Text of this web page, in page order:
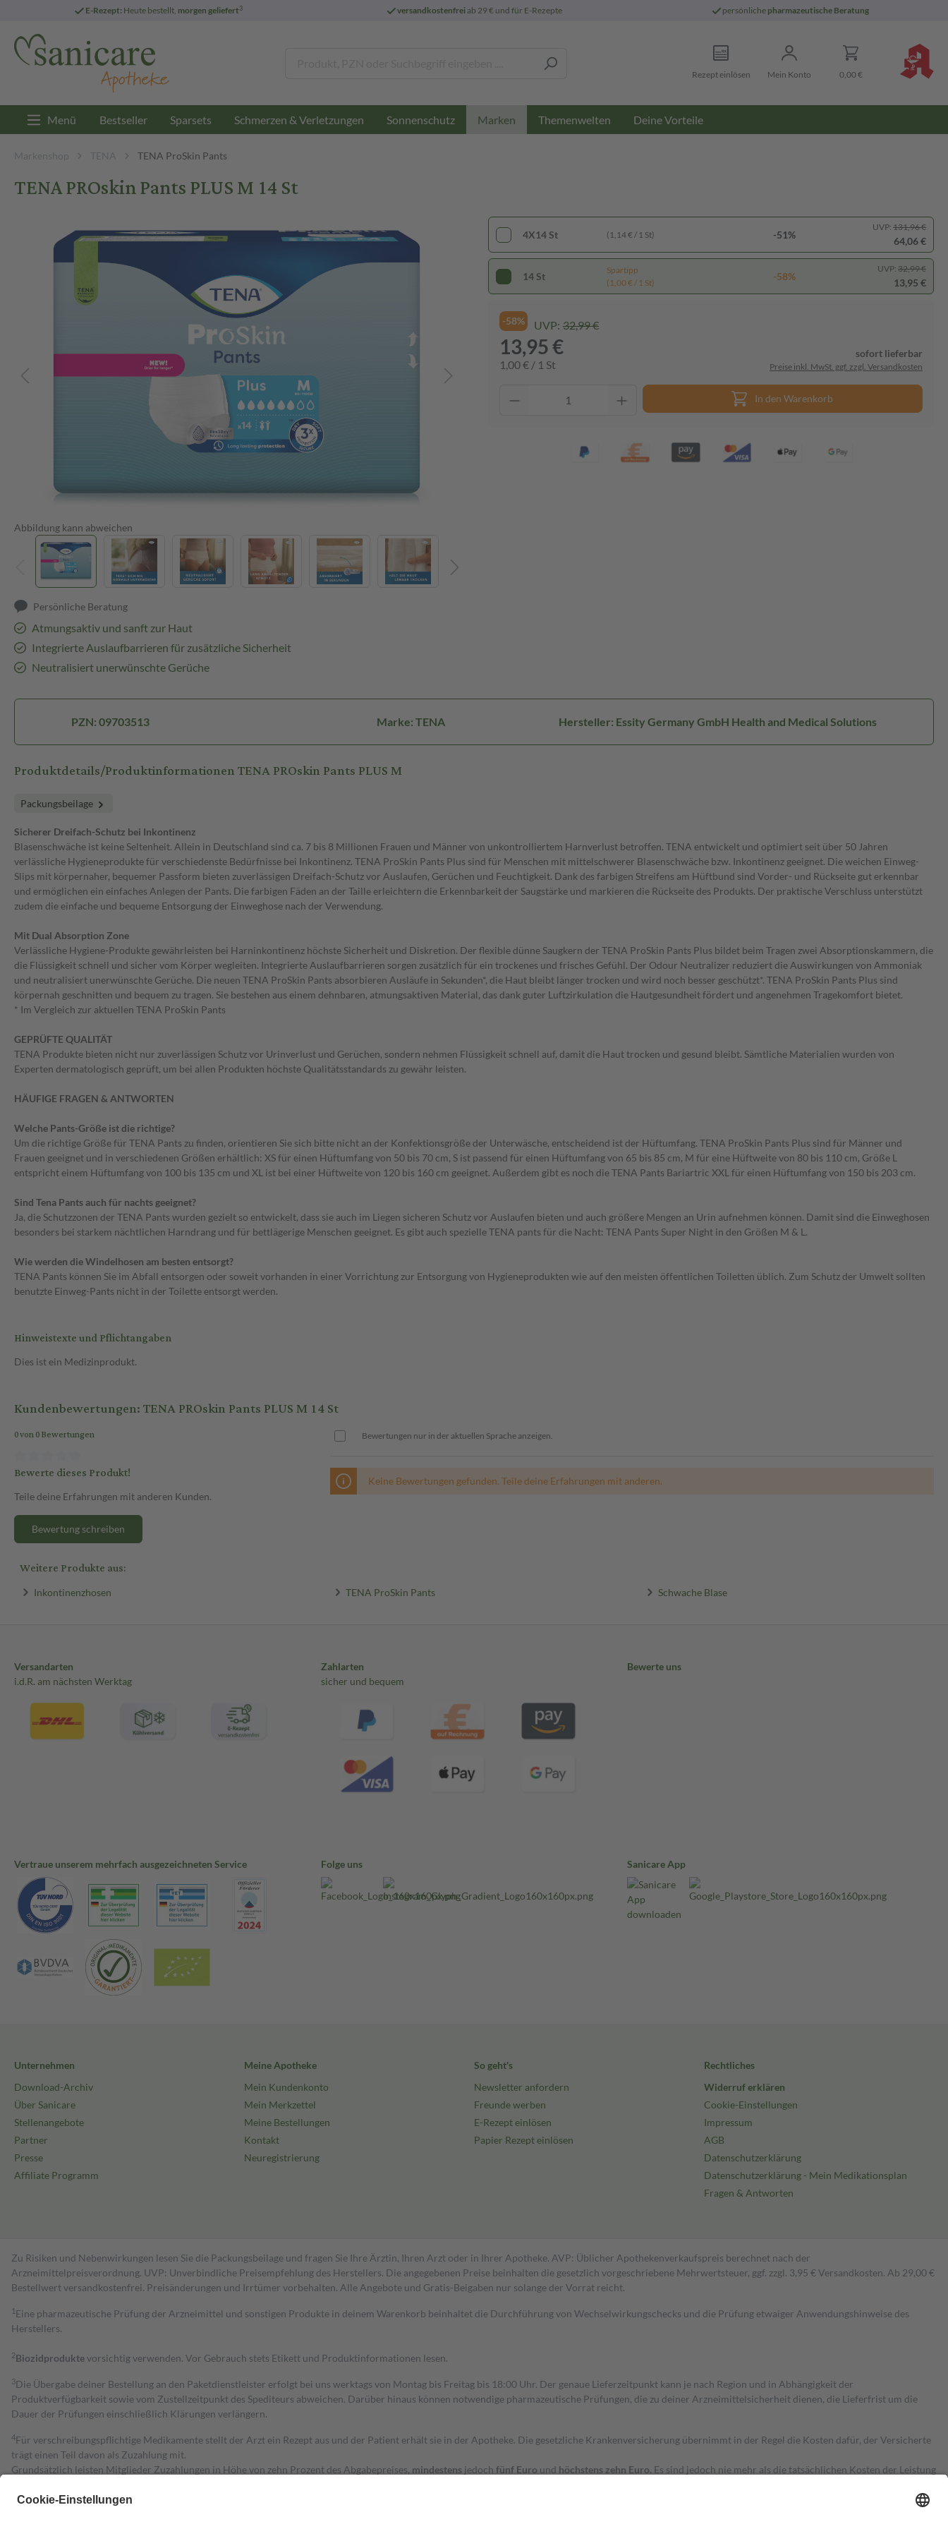
E-Rezept: Heute bestellt, morgen geliefert3 versandkostenfreiab 29 € und für E-Rezepte persönliche pharmazeutische Beratung
Rezept einlösen Mein Konto 0,00 €
Menü Bestseller Sparsets Schmerzen & Verletzungen Sonnenschutz Marken Themenwelten Deine Vorteile
Markenshop TENA TENA ProSkin Pants
TENA PROskin Pants PLUS M 14 St
Abbildung kann abweichen
Persönliche Beratung
Atmungsaktiv und sanft zur Haut
Integrierte Auslaufbarrieren für zusätzliche Sicherheit
Neutralisiert unerwünschte Gerüche
4X14 St (1,14 € / 1 St) -51%
UVP: 131,96 €
64,06 €
14 St
Spartipp
(1,00 € / 1 St)
-58%
UVP: 32,99 €
13,95 €
-58% UVP: 32,99 €
13,95 €
1,00 € / 1 St
sofort lieferbar
Preise inkl. MwSt. ggf. zzgl. Versandkosten
In den Warenkorb
PZN: 09703513 Marke: TENA Hersteller: Essity Germany GmbH Health and Medical Solutions
Produktdetails/Produktinformationen TENA PROskin Pants PLUS M
Packungsbeilage
Sicherer Dreifach-Schutz bei Inkontinenz
Blasenschwäche ist keine Seltenheit. Allein in Deutschland sind ca. 7 bis 8 Millionen Frauen und Männer von unkontrolliertem Harnverlust betroffen. TENA entwickelt und optimiert seit über 50 Jahren
verlässliche Hygieneprodukte für verschiedenste Bedürfnisse bei Inkontinenz. TENA ProSkin Pants Plus sind für Menschen mit mittelschwerer Blasenschwäche bzw. Inkontinenz geeignet. Die weichen Einweg-
Slips mit körpernaher, bequemer Passform bieten zuverlässigen Dreifach-Schutz vor Auslaufen, Gerüchen und Feuchtigkeit. Dank des farbigen Streifens am Hüftbund sind Vorder- und Rückseite gut erkennbar
und ermöglichen ein einfaches Anlegen der Pants. Die farbigen Fäden an der Taille erleichtern die Erkennbarkeit der Saugstärke und markieren die Rückseite des Produkts. Der praktische Verschluss unterstützt
zudem die einfache und bequeme Entsorgung der Einweghose nach der Verwendung.
Mit Dual Absorption Zone
Verlässliche Hygiene-Produkte gewährleisten bei Harninkontinenz höchste Sicherheit und Diskretion. Der flexible dünne Saugkern der TENA ProSkin Pants Plus bildet beim Tragen zwei Absorptionskammern, die
die Flüssigkeit schnell und sicher vom Körper wegleiten. Integrierte Auslaufbarrieren sorgen zusätzlich für ein trockenes und frisches Gefühl. Der Odour Neutralizer reduziert die Auswirkungen von Ammoniak
und neutralisiert unerwünschte Gerüche. Die neuen TENA ProSkin Pants absorbieren Ausläufe in Sekunden*, die Haut bleibt länger trocken und wird noch besser geschützt*. TENA ProSkin Pants Plus sind
körpernah geschnitten und bequem zu tragen. Sie bestehen aus einem dehnbaren, atmungsaktiven Material, das dank guter Luftzirkulation die Hautgesundheit fördert und angenehmen Tragekomfort bietet.
* Im Vergleich zur aktuellen TENA ProSkin Pants
GEPRÜFTE QUALITÄT
TENA Produkte bieten nicht nur zuverlässigen Schutz vor Urinverlust und Gerüchen, sondern nehmen Flüssigkeit schnell auf, damit die Haut trocken und gesund bleibt. Sämtliche Materialien wurden von
Experten dermatologisch geprüft, um bei allen Produkten höchste Qualitätsstandards zu gewähr leisten.
HÄUFIGE FRAGEN & ANTWORTEN
Welche Pants-Größe ist die richtige?
Um die richtige Größe für TENA Pants zu finden, orientieren Sie sich bitte nicht an der Konfektionsgröße der Unterwäsche, entscheidend ist der Hüftumfang. TENA ProSkin Pants Plus sind für Männer und
Frauen geeignet und in verschiedenen Größen erhältlich: XS für einen Hüftumfang von 50 bis 70 cm, S ist passend für einen Hüftumfang von 65 bis 85 cm, M für eine Hüftweite von 80 bis 110 cm, Größe L
entspricht einem Hüftumfang von 100 bis 135 cm und XL ist bei einer Hüftweite von 120 bis 160 cm geeignet. Außerdem gibt es noch die TENA Pants Bariartric XXL für einen Hüftumfang von 150 bis 203 cm.
Sind Tena Pants auch für nachts geeignet?
Ja, die Schutzzonen der TENA Pants wurden gezielt so entwickelt, dass sie auch im Liegen sicheren Schutz vor Auslaufen bieten und auch größere Mengen an Urin aufnehmen können. Damit sind die Einweghosen
besonders bei starkem nächtlichen Harndrang und für bettlägerige Menschen geeignet. Es gibt auch spezielle TENA pants für die Nacht: TENA Pants Super Night in den Größen M & L.
Wie werden die Windelhosen am besten entsorgt?
TENA Pants können Sie im Abfall entsorgen oder soweit vorhanden in einer Vorrichtung zur Entsorgung von Hygieneprodukten wie auf den meisten öffentlichen Toiletten üblich. Zum Schutz der Umwelt sollten
benutzte Einweg-Pants nicht in der Toilette entsorgt werden.
Hinweistexte und Pflichtangaben
Dies ist ein Medizinprodukt.
Kundenbewertungen: TENA PROskin Pants PLUS M 14 St
0 von 0 Bewertungen
Bewerte dieses Produkt!
Teile deine Erfahrungen mit anderen Kunden.
Bewertung schreiben
Bewertungen nur in der aktuellen Sprache anzeigen.
Keine Bewertungen gefunden. Teile deine Erfahrungen mit anderen.
Weitere Produkte aus:
Inkontinenzhosen TENA ProSkin Pants Schwache Blase
Versandarten
i.d.R. am nächsten Werktag
Zahlarten
sicher und bequem
Bewerte uns
Vertraue unserem mehrfach ausgezeichneten Service Folge uns Sanicare App
Unternehmen
Download-Archiv
Über Sanicare
Stellenangebote
Partner
Presse
Affiliate Programm
Meine Apotheke
Mein Kundenkonto
Mein Merkzettel
Meine Bestellungen
Kontakt
Neuregistrierung
So geht's
Newsletter anfordern
Freunde werben
E-Rezept einlösen
Papier Rezept einlösen
Rechtliches
Widerruf erklären
Cookie-Einstellungen
Impressum
AGB
Datenschutzerklärung
Datenschutzerklärung - Mein Medikationsplan
Fragen & Antworten
Zu Risiken und Nebenwirkungen lesen Sie die Packungsbeilage und fragen Sie Ihre Ärztin, Ihren Arzt oder in Ihrer Apotheke. AVP: Üblicher Apothekenverkaufspreis berechnet nach der
Arzneimittelpreisverordnung. UVP: Unverbindliche Preisempfehlung des Herstellers. Die angegebenen Preise beinhalten die gesetzlich vorgeschriebene Mehrwertsteuer, ggf. zzgl. 3,95 € Versandkosten. Ab 29,00 €
Bestell­wert versand­kosten­frei. Preisänderungen und Irrtümer vorbehalten. Alle Angebote und Gratis-Beigaben nur solange der Vorrat reicht.
1 Eine pharmazeutische Prüfung der Arzneimittel und sonstigen Produkte in deinem Warenkorb beinhaltet die Durchführung von Wechselwirkungschecks und die Prüfung etwaiger Anwendungshinweise des
Herstellers.
2Biozidproduktevorsichtig verwenden. Vor Gebrauch stets Etikett und Produktinformationen lesen.
3Die Übergabe deiner Bestellung an den Paketdienstleister erfolgt bei uns werktags von Montag bis Freitag bis 18:00 Uhr. Der genaue Lieferzeitpunkt kann je nach Region und in Abhängigkeit der
Produktverfügbarkeit sowie vom Zustellzeitpunkt des Spediteurs abweichen. Darüber hinaus können notwendige pharmazeutische Prüfungen, die zu deiner Arzneimittelsicherheit dienen, die Lieferfrist um die
Dauer der Prüfungen einschließlich Klärungen verlängern.
4Für verschreibungspflichtige Medikamente stellt der Arzt ein Rezept aus und der Patient erhält sie in der Apotheke. Die gesetzliche Krankenversicherung übernimmt in der Regel die Kosten dafür, der Versicherte
trägt einen Teil davon als Zuzahlung mit.
Grundsätzlich leisten Mitglieder Zuzahlungen in Höhe von zehn Prozent des Abgabepreises, mindestens jedoch fünf Euro und höchstens zehn Euro. Es sind jedoch nie mehr als die tatsächlichen Kosten der Leistung
Diese Regeln gelten grundsätzlich auch für Online-Apotheken.